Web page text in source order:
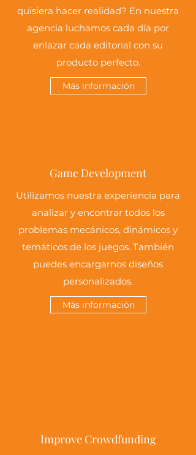
quisiera hacer realidad? En nuestra
agencia luchamos cada día por
enlazar cada editorial con su
producto perfecto.
Más información
Game Development
Utilizamos nuestra experiencia para
analizar y encontrar todos los
problemas mecánicos, dinámicos y
temáticos de los juegos. También
puedes encargarnos diseños
personalizados.
Más información
Improve Crowdfunding